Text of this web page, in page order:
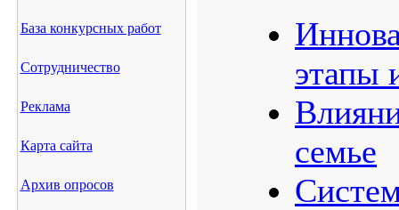
База конкурсных работ
Сотрудничество
Реклама
Карта сайта
Архив опросов
этапы
семье